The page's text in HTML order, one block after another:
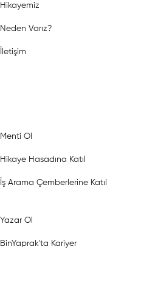
Hikayemiz
Neden Varız?
İletişim
Menti Ol
Hikaye Hasadına Katıl
İş Arama Çemberlerine Katıl
Yazar Ol
BinYaprak'ta Kariyer